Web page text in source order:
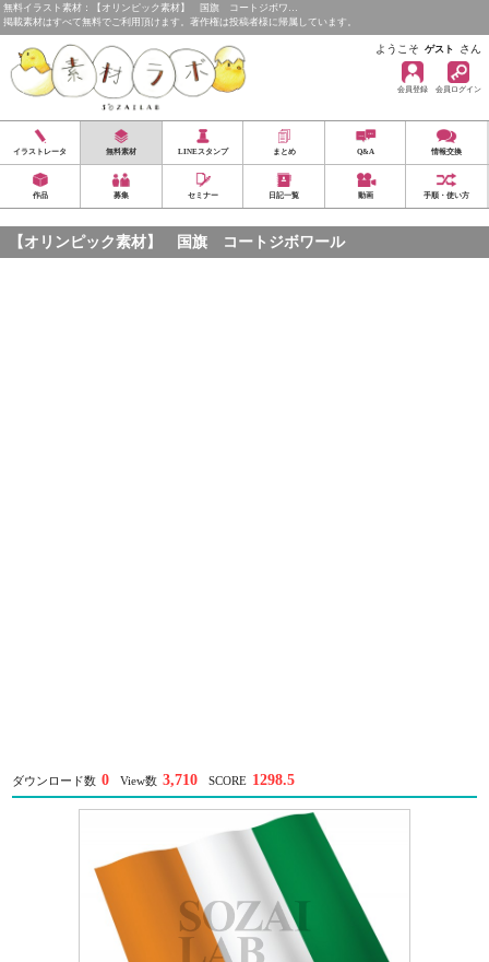
無料イラスト素材：【オリンピック素材】 国旗 コートジボワ…
掲載素材はすべて無料でご利用頂けます。著作権は投稿者様に帰属しています。
ようこそ ゲスト さん
会員登録 会員ログイン
イラストレータ 無料素材 LINEスタンプ まとめ Q&A 情報交換
作品 募集 セミナー 日記一覧 動画 手順・使い方
【オリンピック素材】 国旗 コートジボワール
ダウンロード数 0 View数 3,710 SCORE 1298.5